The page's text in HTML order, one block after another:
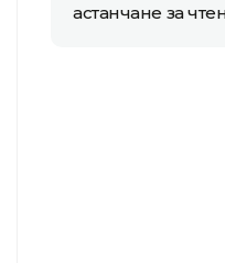
астанчане за